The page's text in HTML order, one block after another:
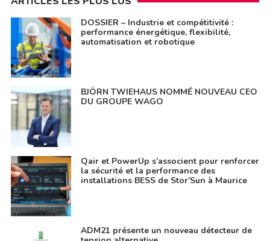
DOSSIER – Industrie et compétitivité :
performance énergétique, flexibilité,
automatisation et robotique
BJÖRN TWIEHAUS NOMMÉ NOUVEAU CEO
DU GROUPE WAGO
Qair et PowerUp s’associent pour renforcer
la sécurité et la performance des
installations BESS de Stor’Sun à Maurice
ADM21 présente un nouveau détecteur de